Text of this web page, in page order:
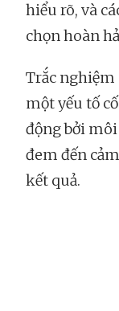
hiểu rõ, và
chọn hoàn
Trắc
một yếu tố
động bởi
đem đến
kết quả.